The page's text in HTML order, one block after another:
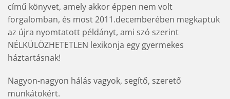
című könyvet, amely akkor éppen nem volt
forgalomban, és most 2011.decemberében megkaptuk
az újra nyomtatott példányt, ami szó szerint
NÉLKÜLÖZHETETLEN lexikonja egy gyermekes
háztartásnak!
Nagyon-nagyon hálás vagyok, segítő, szerető
munkátokért.